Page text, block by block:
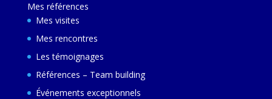
Mes références
Mes visites
Mes rencontres
Les témoignages
Références – Team building
Événements exceptionnels